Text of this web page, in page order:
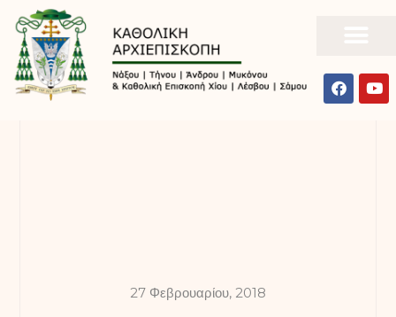
27 Φεβρουαρίου, 2018